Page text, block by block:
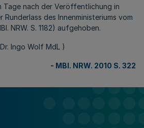
Tage nach der Veröffentlichung in
des Innenministeriums vom
NRW. S. 1182) aufgehoben.
Ingo Wolf MdL )
- MBl. NRW. 2010 S. 322